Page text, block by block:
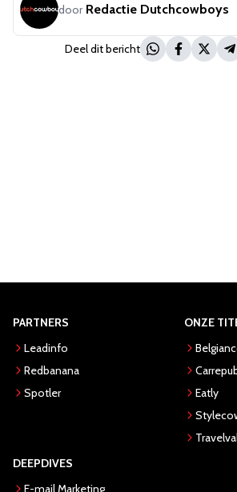
door Redactie Dutchcowboys
Deel dit bericht
PARTNERS
Leadinfo
Redbanana
Spotler
ONZE
Eatly
DEEPDIVES
E-mail Marketing